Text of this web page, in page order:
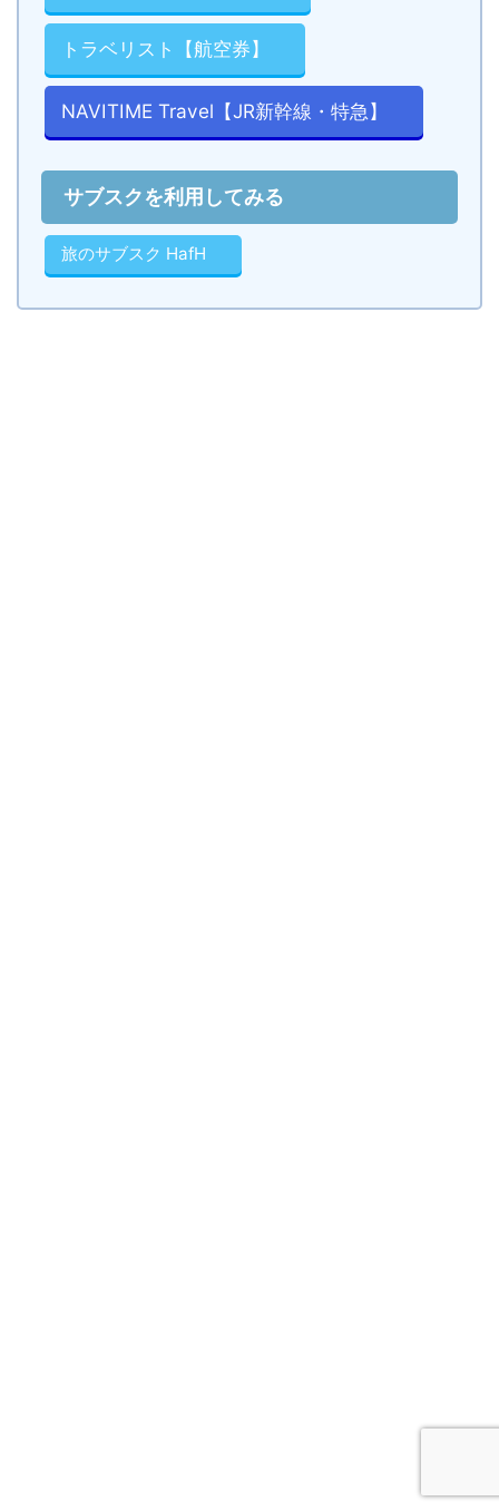
トラベリスト【航空券】
NAVITIME Travel【JR新幹線・特急】
サブスクを利用してみる
旅のサブスク HafH